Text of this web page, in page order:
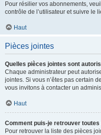
Pour résilier vos abonnements,
contrôle de l’utilisateur et suivre le
Haut
Pièces jointes
Quelles pièces jointes sont
Chaque administrateur peut
jointes. Si vous n’êtes pas certain
vous invitons à contacter un
Haut
Comment puis-je retrouver
Pour retrouver la liste des pièces